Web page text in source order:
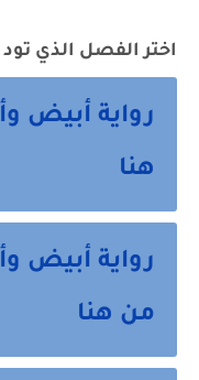
اختر الفصل الذي تود
رواية أبيض
هنا
رواية أبيض
من هنا